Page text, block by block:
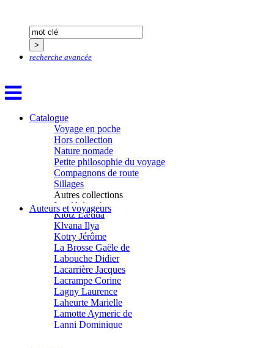
recherche avancée
Catalogue
Voyage en poche
Hors collection
Nature nomade
Petite philosophie du voyage
Compagnons de route
Sillages
Autres collections
La clé des champs
Chemins d’étoiles
Visions
Auteurs et voyageurs
Guyon Élizabeth
Haegy Jean-Marie
Halluin Bruno d’
Houdaille Christophe
Hussain Fawaz
Hussenet Emmanuel
Imhof Valentine
Jacq Marie-Claire
Jallade Sébastien
Janichon Gérard
Kerouedan Annie
Klein Julie
Klotz Lætitia
Klvana Ilya
Kotry Jérôme
La Brosse Gaële de
Labouche Didier
Lacarrière Jacques
Lacrampe Corine
Lagny Laurence
Laheurte Marielle
Lamotte Aymeric de
Lanni Dominique